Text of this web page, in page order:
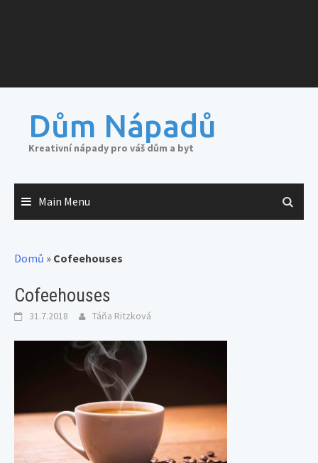
Dům Nápadů
Kreativní nápady pro váš dům a byt
Main Menu
Domů » Cofeehouses
Cofeehouses
31.7.2018 Táňa Ritzková